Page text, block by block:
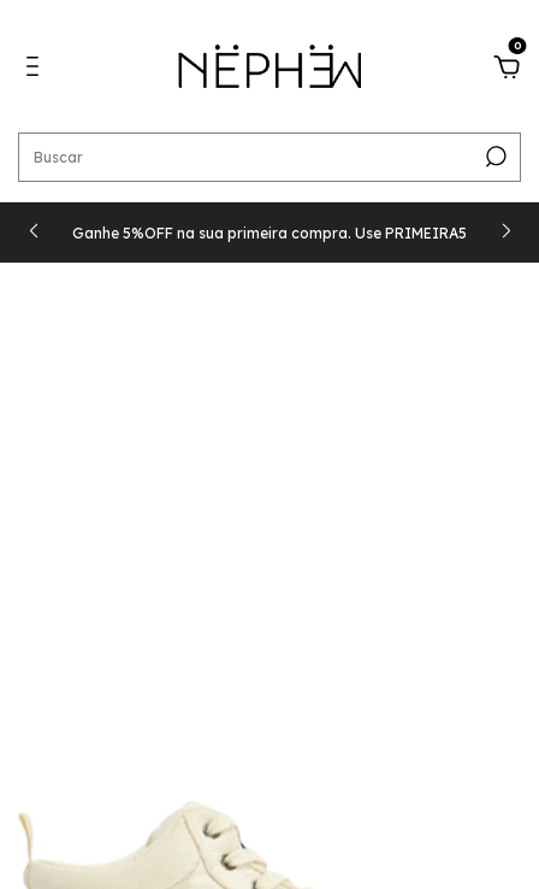
0
Ganhe 5%OFF na sua primeira compra. Use PRIMEIRA5